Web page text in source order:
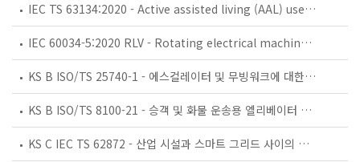
IEC TS 63134:2020 - Active assisted living (AAL) use cases
IEC 60034-5:2020 RLV - Rotating electrical machines - Part 5: Degrees of protection provided by the integral design of rotating electrical machines (IP code) - Classification
KS B ISO/TS 25740-1 - 에스컬레이터 및 무빙워크에 대한 안전요건 — 제1부: 세계공통 필수 안전요건(GESRs)
KS B ISO/TS 8100-21 - 승객 및 화물 운송용 엘리베이터 —제21부: 세계공통 필수안전요건(GESRs)을 충족하는 세계공통 안전 파라미터(GSPs)
KS C IEC TS 62872 - 산업 시설과 스마트 그리드 사이의 산업 공정 측정, 제어 및 자동화 시스템 인터페이스